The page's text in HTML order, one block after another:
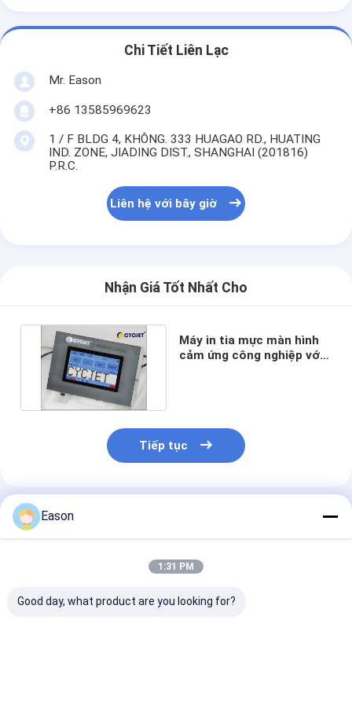
Chi Tiết Liên Lạc
Mr. Eason
+86 13585969623
1 / F BLDG 4, KHÔNG. 333 HUAGAO RD., HUATING
IND. ZONE, JIADING DIST., SHANGHAI (201816)
P.R.C.
Liên hệ với bây giờ
Nhận Giá Tốt Nhất Cho
Máy in tia mực màn hình
cảm ứng công nghiệp với
Tiếp tục
Sản Phẩm Khuyến Cáo
Eason
1:31 PM
Good day, what product are you looking for?